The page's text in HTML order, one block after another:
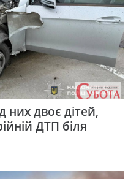
двоє дітей,
ДТП біля